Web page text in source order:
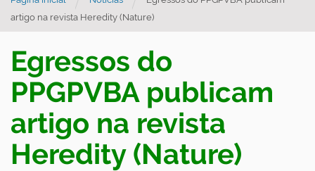
artigo na revista Heredity (Nature)
Egressos do
PPGPVBA publicam
artigo na revista
Heredity (Nature)